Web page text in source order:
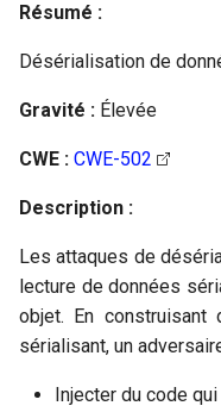
Résumé :
Désérialisation de
Gravité : Élevée
CWE : CWE-502
Description :
Les attaques de
lecture de données
objet. En
sérialisant, un
Injecter du code